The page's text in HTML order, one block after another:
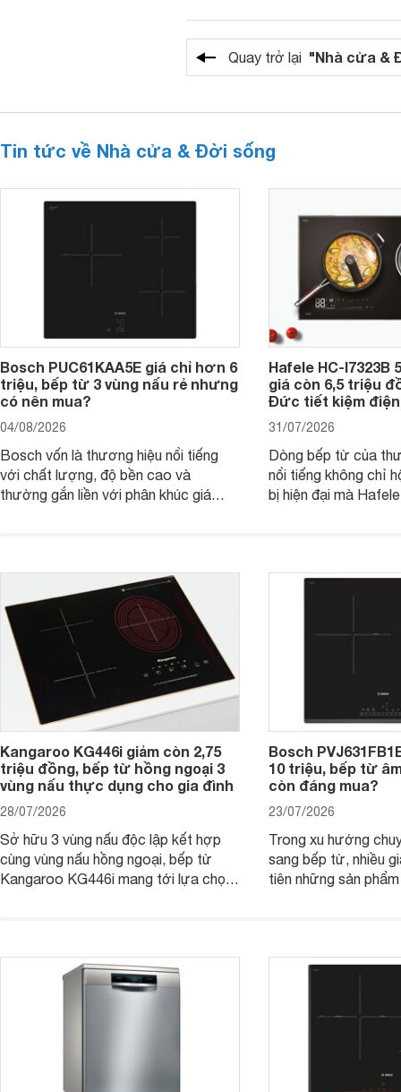
Quay trở lại "Nhà cửa &
Tin tức về Nhà cửa & Đời sống
Bosch PUC61KAA5E giá chỉ hơn 6
triệu, bếp từ 3 vùng nấu rẻ nhưng
có nên mua?
04/08/2026
Bosch vốn là thương hiệu nổi tiếng
với chất lượng, độ bền cao và
thường gắn liền với phân khúc giá
đơn vị phân phối với mức giá khá dễ
tiếp cận, thu hút sự quan tâm của
nhiều người tiêu dùng.
Hafele HC-I7323B
giá còn 6,5 triệu
Đức tiết kiệm
31/07/2026
Dòng bếp từ của
nổi tiếng không chỉ
bị hiện đại mà
gia đình.
Kangaroo KG446i giảm còn 2,75
triệu đồng, bếp từ hồng ngoại 3
vùng nấu thực dụng cho gia đình
28/07/2026
Sở hữu 3 vùng nấu độc lập kết hợp
cùng vùng nấu hồng ngoại, bếp từ
Kangaroo KG446i mang tới lựa chọn
nhiều cửa hàng, đại lý.
Bosch
10 triệu, bếp từ
còn đáng mua?
23/07/2026
Trong xu hướng
sang bếp từ, nhiều
tiên những sản
mẫu bếp đáp ứng